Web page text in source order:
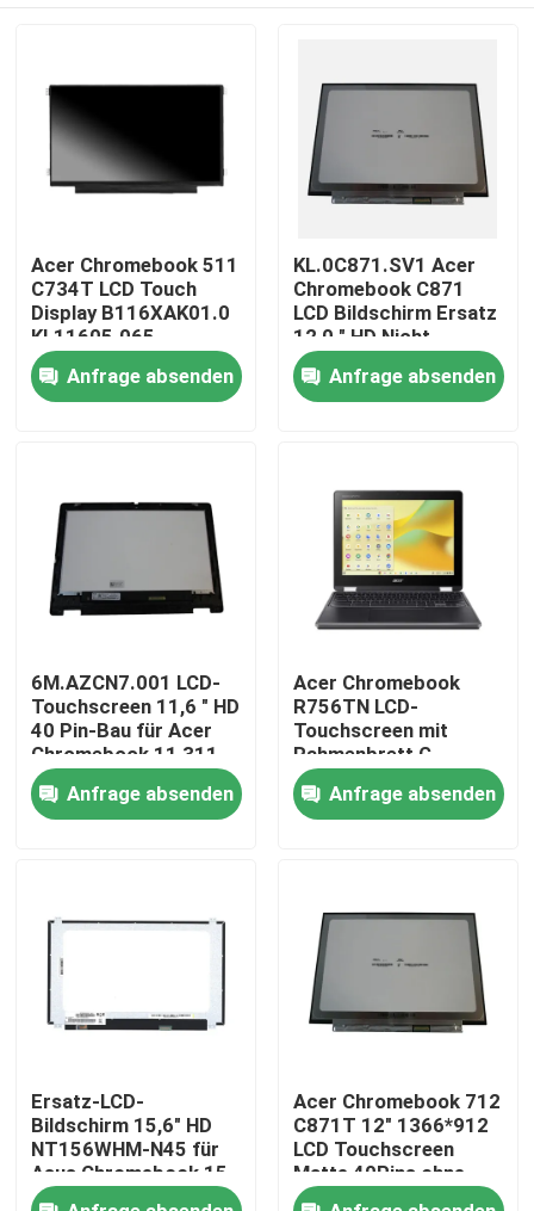
Nach Hause
Über uns
Kontakte
Produkte
Videos
Dell-LCD-Bildschirm-Ersatz
Acer-LCD-Bildschirm-Ersatz
Macbook-LCD-Bildschirm-Ersatz
Acer Chromebook 511
C734T LCD Touch
Display B116XAK01.0
KL11605.065
Anfrage absenden
KL.0C871.SV1 Acer
Chromebook C871
LCD Bildschirm Ersatz
12,0 " HD Nicht
berührbar
B120XAN01.0
Anfrage absenden
6M.AZCN7.001 LCD-
Touchscreen 11,6 " HD
40 Pin-Bau für Acer
Chromebook 11 311
R722T-K95L
Anfrage absenden
Acer Chromebook
R756TN LCD-
Touchscreen mit
Rahmenbrett G-
Sensor 6M.KEAN7.002
6M.KEDN7.001
Anfrage absenden
Ersatz-LCD-
Bildschirm 15,6" HD
NT156WHM-N45 für
Asus Chromebook 15
C523NA
Acer Chromebook 712
C871T 12" 1366*912
LCD Touchscreen
Matte 40Pins ohne
Klammern